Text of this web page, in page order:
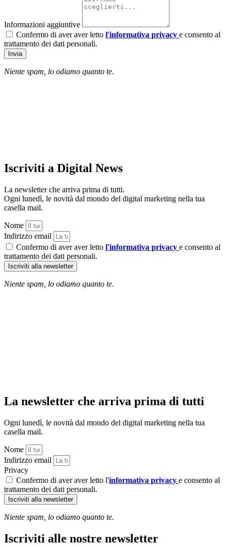
Informazioni aggiuntive
Confermo di aver aver letto l'informativa privacy e consento al
trattamento dei dati personali.
Invia
Niente spam, lo odiamo quanto te.
Iscriviti a Digital News
La newsletter che arriva prima di tutti.
Ogni lunedì, le novità dal mondo del digital marketing nella tua
casella mail.
Nome
Indirizzo email
Confermo di aver aver letto l'informativa privacy e consento al
trattamento dei dati personali.
Iscriviti alla newsletter
Niente spam, lo odiamo quanto te.
La newsletter che arriva prima di tutti
Ogni lunedì, le novità dal mondo del digital marketing nella tua
casella mail.
Nome
Indirizzo email
Privacy
Confermo di aver aver letto l'informativa privacy e consento al
trattamento dei dati personali.
Iscriviti alla newsletter
Niente spam, lo odiamo quanto te.
Iscriviti alle nostre newsletter